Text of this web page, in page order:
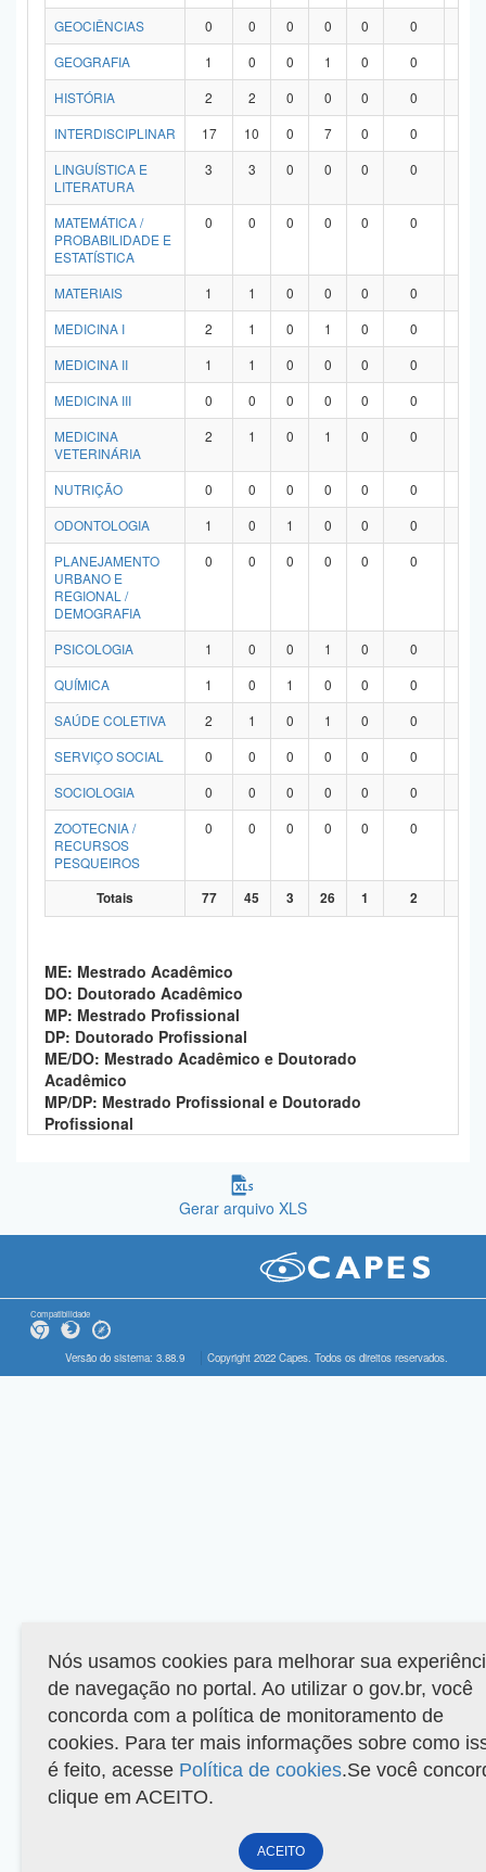
GEOCIÊNCIAS
0 0 0 0 0 0
GEOGRAFIA
1 0 0 1 0 0
HISTÓRIA
2 2 0 0 0 0
INTERDISCIPLINAR
17 10 0 7 0 0
LINGUÍSTICA E
LITERATURA
3 3 0 0 0 0
MATEMÁTICA /
PROBABILIDADE E
ESTATÍSTICA
0 0 0 0 0 0
MATERIAIS 1 1 0 0 0 0
MEDICINA I
2 1 0 1 0 0
MEDICINA II
1 1 0 0 0 0
MEDICINA III
0 0 0 0 0 0
MEDICINA
VETERINÁRIA
2 1 0 1 0 0
NUTRIÇÃO 0 0 0 0 0 0
ODONTOLOGIA
1 0 1 0 0 0
PLANEJAMENTO
URBANO E
REGIONAL /
DEMOGRAFIA
0 0 0 0 0 0
PSICOLOGIA 1 0 0 1 0 0
QUÍMICA
1 0 1 0 0 0
SAÚDE COLETIVA
2 1 0 1 0 0
SERVIÇO SOCIAL
0 0 0 0 0 0
SOCIOLOGIA
0 0 0 0 0 0
ZOOTECNIA /
RECURSOS
PESQUEIROS
0 0 0 0 0 0
Totais 77 45 3 26 1 2
ME: Mestrado Acadêmico
DO: Doutorado Acadêmico
MP: Mestrado Profissional
DP: Doutorado Profissional
ME/DO: Mestrado Acadêmico e Doutorado
Acadêmico
MP/DP: Mestrado Profissional e Doutorado
Profissional
Gerar arquivo XLS
Compatibilidade
Versão do sistema: 3.88.9 Copyright 2022 Capes. Todos os direitos reservados.
Nós usamos cookies para melhorar sua
de navegação no portal. Ao utilizar o gov.br, você
concorda com a política de monitoramento de
cookies. Para ter mais informações sobre como
é feito, acesse Política de cookies.Se você
clique em ACEITO.
ACEITO